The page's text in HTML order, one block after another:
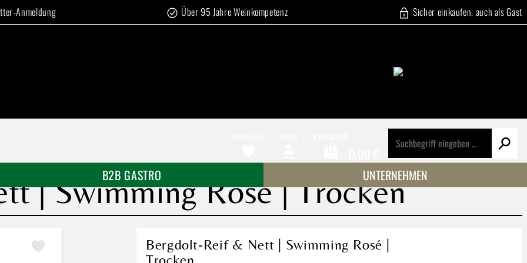
Anmeldung Über 95 Jahre Weinkompetenz Sicher einkaufen, auch als Gast
Warenkorb enthält 0 Positionen. Der Gesamtwert
B2B GASTRO UNTERNEHMEN
| Swimming Rosé | Trocken
Bergdolt-Reif & Nett | Swimming Rosé |